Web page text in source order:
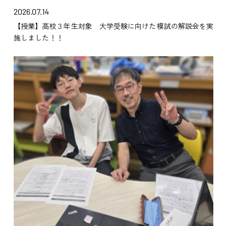
2026.07.14
【授業】高校３年生対象 大学受験に向けた模試の解説会を実
施しました！！